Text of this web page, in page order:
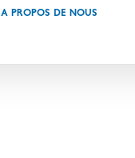
A Propos de nous